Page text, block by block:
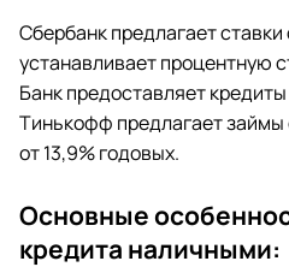
Сбербанк предлагает
устанавливает процентную
Банк предоставляет кредиты
Тинькофф предлагает займы
от 13,9% годовых.
Основные
кредита наличными: